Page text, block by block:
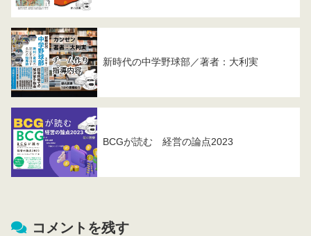
新時代の中学野球部／著者：大利実
BCGが読む 経営の論点2023
コメントを残す